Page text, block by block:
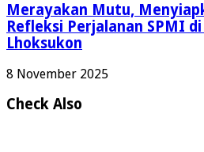
Merayakan Mutu,
Refleksi Perjalanan SPMI
Lhoksukon
8 November 2025
Check Also